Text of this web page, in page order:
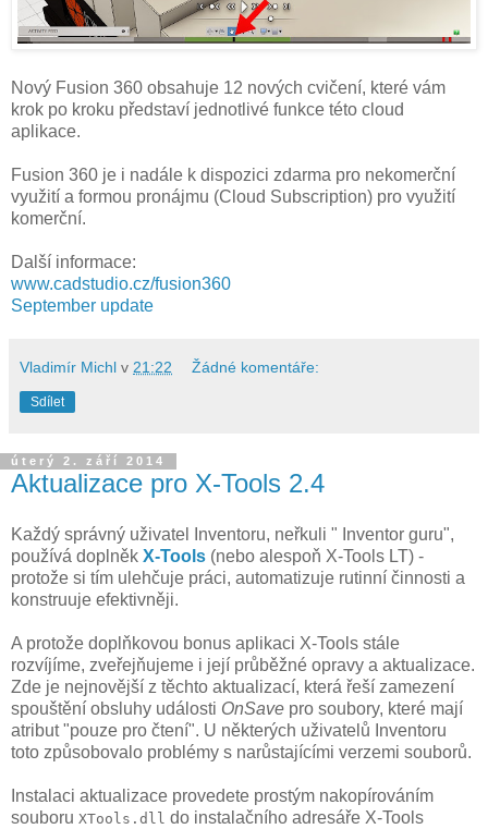
Nový Fusion 360 obsahuje 12 nových cvičení, které vám
krok po kroku představí jednotlivé funkce této cloud
aplikace.
Fusion 360 je i nadále k dispozici zdarma pro nekomerční
využití a formou pronájmu (Cloud Subscription) pro využití
komerční.
Další informace:
www.cadstudio.cz/fusion360
September update
Vladimír Michl v 21:22 Žádné komentáře:
Sdílet
úterý 2. září 2014
Aktualizace pro X-Tools 2.4
Každý správný uživatel Inventoru, neřkuli " Inventor guru",
používá doplněk X-Tools (nebo alespoň X-Tools LT) -
protože si tím ulehčuje práci, automatizuje rutinní činnosti a
konstruuje efektivněji.
A protože doplňkovou bonus aplikaci X-Tools stále
rozvíjíme, zveřejňujeme i její průběžné opravy a aktualizace.
Zde je nejnovější z těchto aktualizací, která řeší zamezení
spouštění obsluhy události OnSave pro soubory, které mají
atribut "pouze pro čtení". U některých uživatelů Inventoru
toto způsobovalo problémy s narůstajícími verzemi souborů.
Instalaci aktualizace provedete prostým nakopírováním
souboru XTools.dll do instalačního adresáře X-Tools